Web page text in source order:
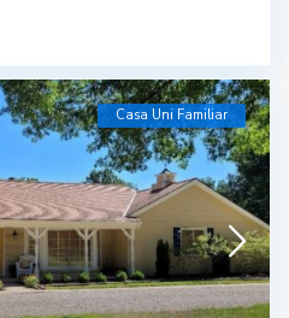
Casa Uni Familiar